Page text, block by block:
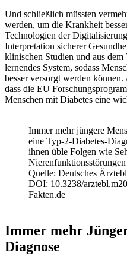
Und schließlich müssten
werden, um die Krankheit
Technologien der
Interpretation sicherer
klinischen Studien und aus dem
lernendes System, sodass
besser versorgt werden
dass die EU
Menschen mit Diabetes eine
Immer mehr jüngere
eine Typ-2-Diabetes-
ihnen üble Folgen wie
Quelle: Deutsches
DOI: 10.3238/
Fakten.de
Immer mehr
Diagnose